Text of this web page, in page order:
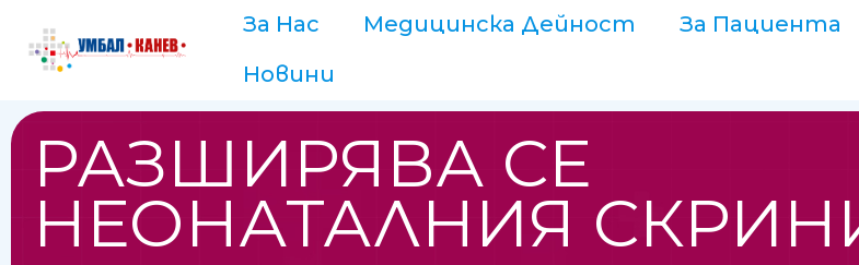
За Нас Медицинска Дейност За Пациента
Новини
РАЗШИРЯВА СЕ
НЕОНАТАЛНИЯ